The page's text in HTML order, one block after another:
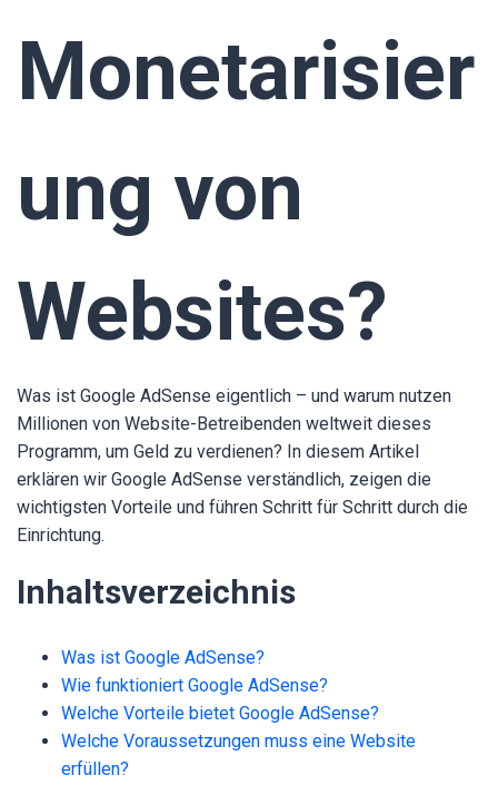
Monetarisier
ung von
Websites?
Was ist Google AdSense eigentlich – und warum nutzen
Millionen von Website-Betreibenden weltweit dieses
Programm, um Geld zu verdienen? In diesem Artikel
erklären wir Google AdSense verständlich, zeigen die
wichtigsten Vorteile und führen Schritt für Schritt durch die
Einrichtung.
Inhaltsverzeichnis
Was ist Google AdSense?
Wie funktioniert Google AdSense?
Welche Vorteile bietet Google AdSense?
Welche Voraussetzungen muss eine Website
erfüllen?